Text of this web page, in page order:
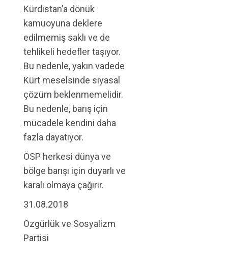
Kürdistan’a dönük
kamuoyuna deklere
edilmemiş saklı ve de
tehlikeli hedefler taşıyor.
Bu nedenle, yakın vadede
Kürt meselsinde siyasal
çözüm beklenmemelidir.
Bu nedenle, barış için
mücadele kendini daha
fazla dayatıyor.
ÖSP herkesi dünya ve
bölge barışı için duyarlı ve
karalı olmaya çağırır.
31.08.2018
Özgürlük ve Sosyalizm
Partisi